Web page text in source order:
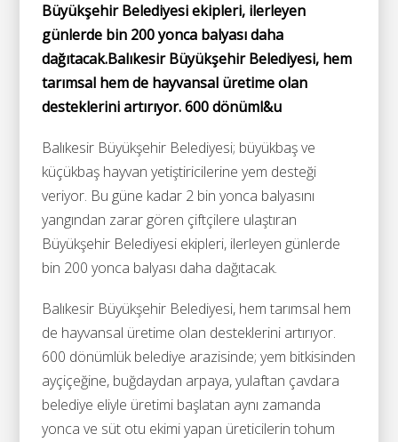
Büyükşehir Belediyesi ekipleri, ilerleyen
günlerde bin 200 yonca balyası daha
dağıtacak.Balıkesir Büyükşehir Belediyesi, hem
tarımsal hem de hayvansal üretime olan
desteklerini artırıyor. 600 dönüml&u
Balıkesir Büyükşehir Belediyesi; büyükbaş ve
küçükbaş hayvan yetiştiricilerine yem desteği
veriyor. Bu güne kadar 2 bin yonca balyasını
yangından zarar gören çiftçilere ulaştıran
Büyükşehir Belediyesi ekipleri, ilerleyen günlerde
bin 200 yonca balyası daha dağıtacak.
Balıkesir Büyükşehir Belediyesi, hem tarımsal hem
de hayvansal üretime olan desteklerini artırıyor.
600 dönümlük belediye arazisinde; yem bitkisinden
ayçiçeğine, buğdaydan arpaya, yulaftan çavdara
belediye eliyle üretimi başlatan aynı zamanda
yonca ve süt otu ekimi yapan üreticilerin tohum